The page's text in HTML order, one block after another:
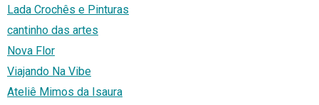
Lada Crochês e Pinturas
cantinho das artes
Nova Flor
Viajando Na Vibe
Ateliê Mimos da Isaura